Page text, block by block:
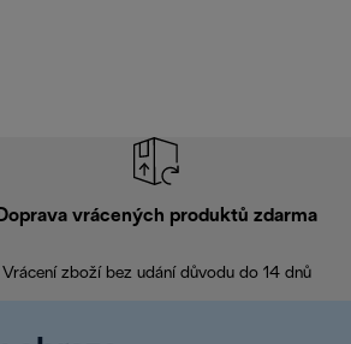
Doprava vrácených produktů zdarma
Vrácení zboží bez udání důvodu do 14 dnů